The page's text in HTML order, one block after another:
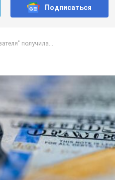
Подписаться
получила...